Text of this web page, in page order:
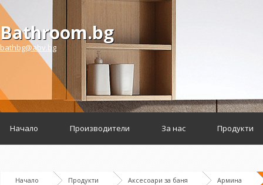
Bathroom.bg
bathbg@abv.bg
Начало Производители За нас Продукти
Начало Продукти Аксесоари за баня Армина